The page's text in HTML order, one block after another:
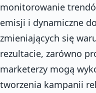
monitorowanie
emisji i dynamiczne
zmieniających się
rezultacie, zarówno
marketerzy mogą
tworzenia kampanii